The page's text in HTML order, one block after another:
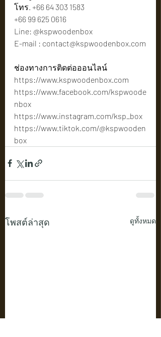
โทร. +66 64 303 1583
+66 99 625 0616
Line: @kspwoodenbox
E-mail : contact@kspwoodenbox.com
ช่องทางการติดต่อออนไลน์
https://www.kspwoodenbox.com
https://www.facebook.com/kspwoode
nbox
https://www.instagram.com/ksp_box
https://www.tiktok.com/@kspwooden
box
โพสต์ล่าสุด ดูทั้งหมด